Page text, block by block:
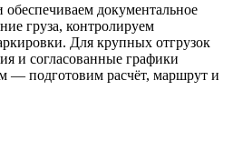
документальное
груза, контролируем
Для крупных отгрузок
и согласованные графики
— подготовим расчёт, маршрут и